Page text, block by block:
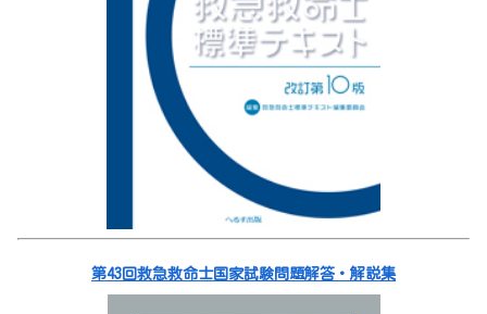
第43回救急救命士国家試験問題解答・解説集